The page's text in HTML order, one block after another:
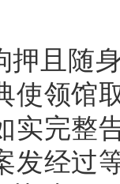
押且随
使领馆
实完整
发经过